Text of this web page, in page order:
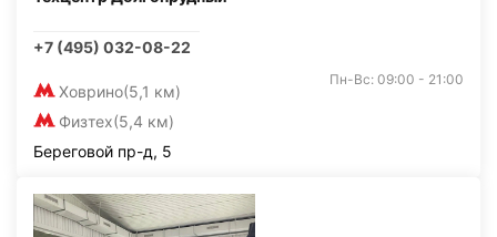
+7 (495) 032-08-22
Ховрино(5,1 км)
Физтех(5,4 км)
Пн-Вс: 09:00 - 21:00
Береговой пр-д, 5